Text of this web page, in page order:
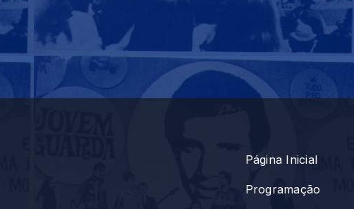
droga experimental contra Alzheimer Nova droga
Página Inicial
Programação